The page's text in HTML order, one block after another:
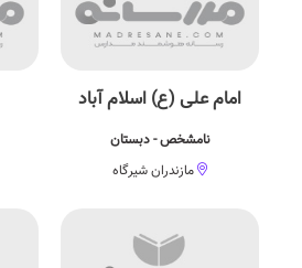
امام علی (ع) اسلام آباد
نامشخص - دبستان
مازندران شیرگاه